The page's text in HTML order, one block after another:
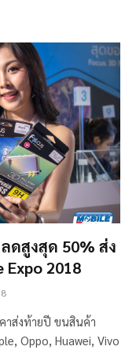
ดสูงสุด 50% ส่ง
2018
าส่งท้ายปี ขนสินค้า
Oppo, Huawei, Vivo